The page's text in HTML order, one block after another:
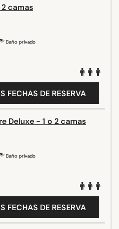
camas
Baño privado
FECHAS DE RESERVA
Deluxe - 1 o 2 camas
Baño privado
FECHAS DE RESERVA